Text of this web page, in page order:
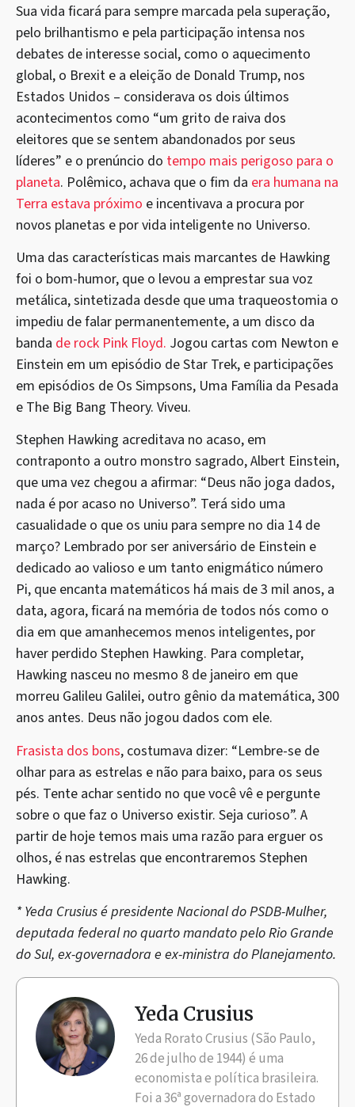
Sua vida ficará para sempre marcada pela superação,
pelo brilhantismo e pela participação intensa nos
debates de interesse social, como o aquecimento
global, o Brexit e a eleição de Donald Trump, nos
Estados Unidos – considerava os dois últimos
acontecimentos como “um grito de raiva dos
eleitores que se sentem abandonados por seus
líderes” e o prenúncio do tempo mais perigoso para o
planeta. Polêmico, achava que o fim da era humana na
Terra estava próximo e incentivava a procura por
novos planetas e por vida inteligente no Universo.
Uma das características mais marcantes de Hawking
foi o bom-humor, que o levou a emprestar sua voz
metálica, sintetizada desde que uma traqueostomia o
impediu de falar permanentemente, a um disco da
banda de rock Pink Floyd. Jogou cartas com Newton e
Einstein em um episódio de Star Trek, e participações
em episódios de Os Simpsons, Uma Família da Pesada
e The Big Bang Theory. Viveu.
Stephen Hawking acreditava no acaso, em
contraponto a outro monstro sagrado, Albert Einstein,
que uma vez chegou a afirmar: “Deus não joga dados,
nada é por acaso no Universo”. Terá sido uma
casualidade o que os uniu para sempre no dia 14 de
março? Lembrado por ser aniversário de Einstein e
dedicado ao valioso e um tanto enigmático número
Pi, que encanta matemáticos há mais de 3 mil anos, a
data, agora, ficará na memória de todos nós como o
dia em que amanhecemos menos inteligentes, por
haver perdido Stephen Hawking. Para completar,
Hawking nasceu no mesmo 8 de janeiro em que
morreu Galileu Galilei, outro gênio da matemática, 300
anos antes. Deus não jogou dados com ele.
Frasista dos bons, costumava dizer: “Lembre-se de
olhar para as estrelas e não para baixo, para os seus
pés. Tente achar sentido no que você vê e pergunte
sobre o que faz o Universo existir. Seja curioso”. A
partir de hoje temos mais uma razão para erguer os
olhos, é nas estrelas que encontraremos Stephen
Hawking.
* Yeda Crusius é presidente Nacional do PSDB-Mulher,
deputada federal no quarto mandato pelo Rio Grande
do Sul, ex-governadora e ex-ministra do Planejamento.
Yeda Crusius
Yeda Rorato Crusius (São Paulo,
26 de julho de 1944) é uma
economista e política brasileira.
Foi a 36ª governadora do Estado